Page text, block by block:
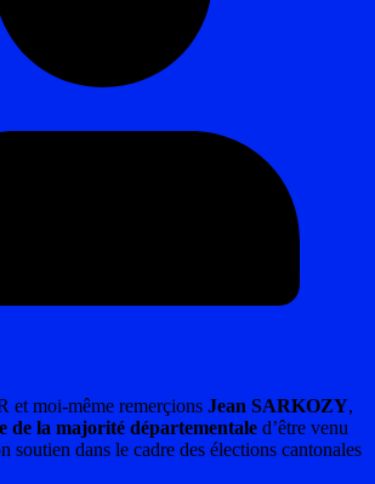
moi-même remerçions Jean SARKOZY,
de la majorité départementale d’être venu
soutien dans le cadre des élections cantonales